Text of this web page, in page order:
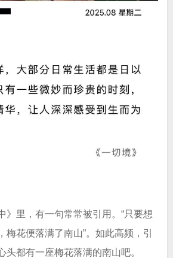
》里，有一句常常被引用。“只要想
梅花便落满了南山”。如此高频，引
头都有一座梅花落满的南山吧。